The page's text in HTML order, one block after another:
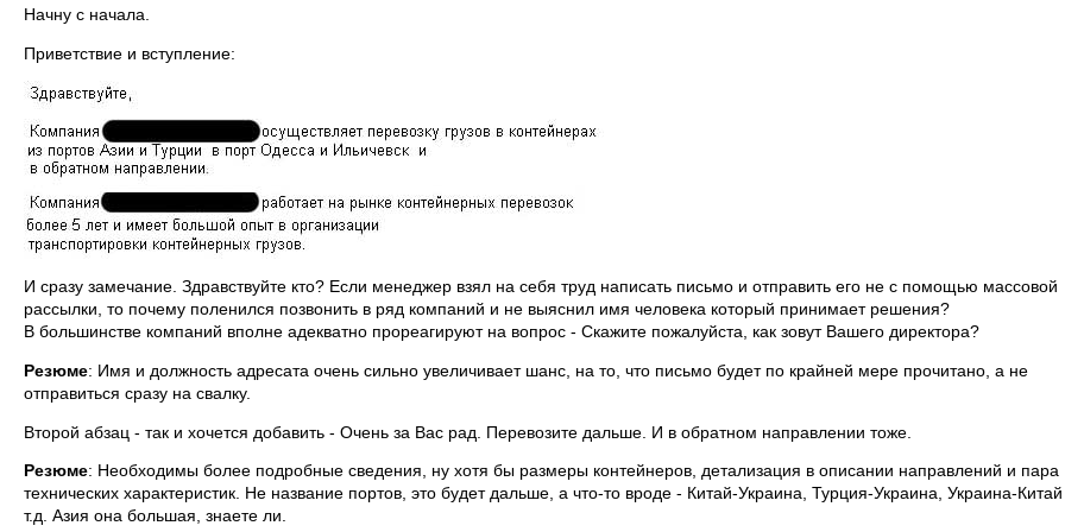
Начну с начала.
Приветствие и вступление:
И сразу замечание. Здравствуйте кто? Если менеджер взял на себя труд написать письмо и отправить его не с помощью массовой
рассылки, то почему поленился позвонить в ряд компаний и не выяснил имя человека который принимает решения?
В большинстве компаний вполне адекватно прореагируют на вопрос - Скажите пожалуйста, как зовут Вашего директора?
Резюме: Имя и должность адресата очень сильно увеличивает шанс, на то, что письмо будет по крайней мере прочитано, а не
отправиться сразу на свалку.
Второй абзац - так и хочется добавить - Очень за Вас рад. Перевозите дальше. И в обратном направлении тоже.
Резюме: Необходимы более подробные сведения, ну хотя бы размеры контейнеров, детализация в описании направлений и пара
технических характеристик. Не название портов, это будет дальше, а что-то вроде - Китай-Украина, Турция-Украина, Украина-
т.д. Азия она большая, знаете ли.